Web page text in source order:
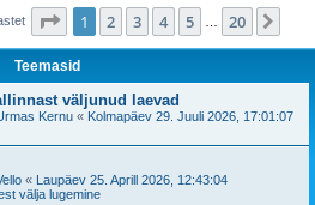
1 . leht20 -st
1 2 3 4 5 20
Teemasid
väljunud laevad
Kernu « Kolmapäev 29. Juuli 2026, 17:01:07
« Laupäev 25. Aprill 2026, 12:43:04
välja lugemine